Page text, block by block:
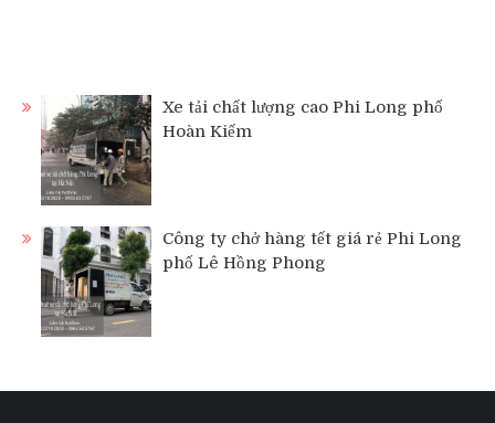
Xe tải chất lượng cao Phi Long phố
Hoàn Kiếm
Công ty chở hàng tết giá rẻ Phi Long
phố Lê Hồng Phong